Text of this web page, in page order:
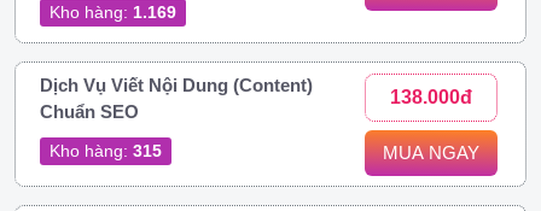
Kho hàng: 1.169
Dịch Vụ Viết Nội Dung (Content)
Chuẩn SEO
Kho hàng: 315
138.000đ
MUA NGAY